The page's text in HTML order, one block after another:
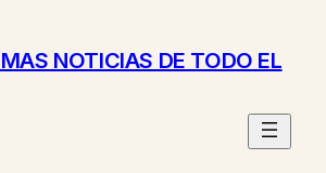
NOTICIAS DE TODO EL